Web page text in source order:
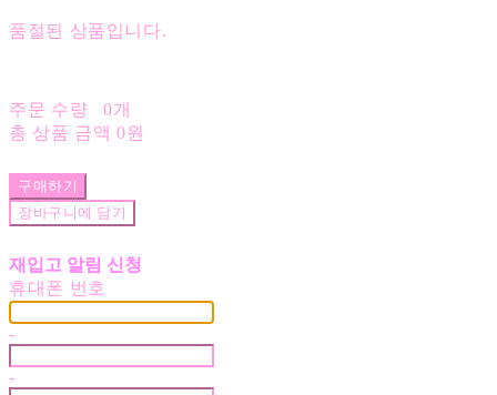
품절된 상품입니다.
주문 수량
0개
총 상품 금액 0원
구매하기
장바구니에 담기
재입고 알림 신청
휴대폰 번호
-
-